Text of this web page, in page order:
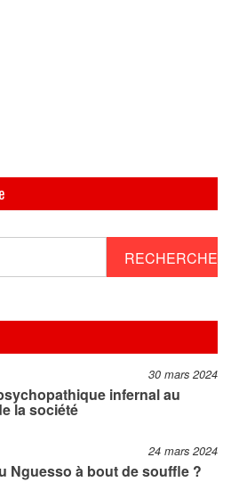
30 mars 2024
infernal au
la société
24 mars 2024
Nguesso à bout de souffle ?